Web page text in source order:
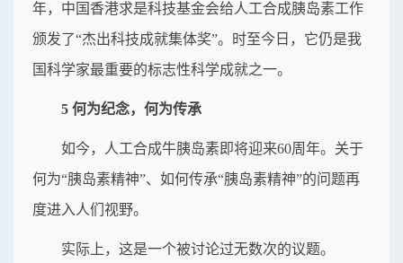
年，中国香港求是科技基金会给人工合成胰岛素工作
颁发了“杰出科技成就集体奖”。时至今日，它仍是我
国科学家最重要的标志性科学成就之一。
5 何为纪念，何为传承
如今，人工合成牛胰岛素即将迎来60周年。关于
何为“胰岛素精神”、如何传承“胰岛素精神”的问题再
度进入人们视野。
实际上，这是一个被讨论过无数次的议题。